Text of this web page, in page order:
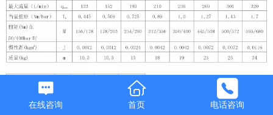
在线咨询 首页 电话咨询